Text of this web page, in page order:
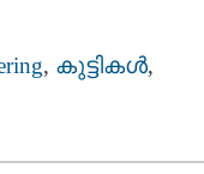
, കുട്ടികള്‍,